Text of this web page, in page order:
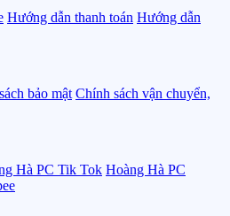
Hướng dẫn thanh toán Hướng dẫn
bảo mật Chính sách vận chuyển,
Hà PC Tik Tok Hoàng Hà PC